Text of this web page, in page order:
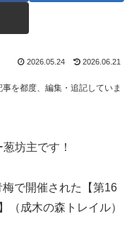
2026.05.24 2026.06.21
を都度、編集・追記していま
坊主です！
で開催された【第16
（成木の森トレイル）